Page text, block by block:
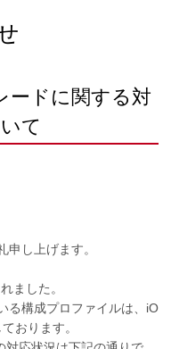
ードに関する対
て
し上げます。
ました。
る構成プロファイルは、iO
おります。